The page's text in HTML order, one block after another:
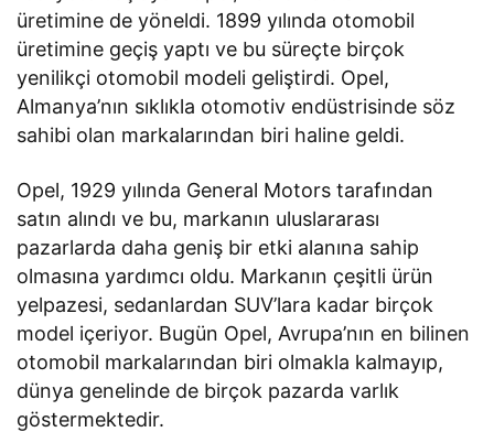
üretimine de yöneldi. 1899 yılında otomobil
üretimine geçiş yaptı ve bu süreçte birçok
yenilikçi otomobil modeli geliştirdi. Opel,
Almanya’nın sıklıkla otomotiv endüstrisinde söz
sahibi olan markalarından biri haline geldi.
​Opel, 1929 yılında General Motors tarafından
satın alındı ve bu, markanın uluslararası
pazarlarda daha geniş bir etki alanına sahip
olmasına yardımcı oldu. Markanın çeşitli ürün
yelpazesi, sedanlardan SUV’lara kadar birçok
model içeriyor. Bugün Opel, Avrupa’nın en bilinen
otomobil markalarından biri olmakla kalmayıp,
dünya genelinde de birçok pazarda varlık
göstermektedir.